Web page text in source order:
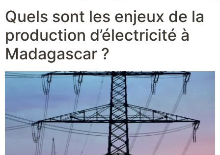
Quels sont les enjeux de la
production d’électricité à
Madagascar ?